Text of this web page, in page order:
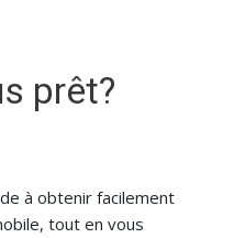
prêt?
à obtenir facilement
tout en vous